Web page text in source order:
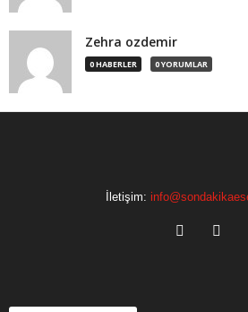
Zehra ozdemir
0 HABERLER 0 YORUMLAR
İletişim: